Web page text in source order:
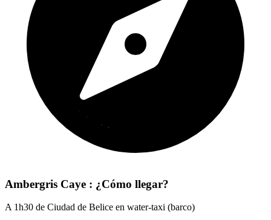
Ambergris Caye : ¿Cómo llegar?
A 1h30 de Ciudad de Belice en water-taxi (barco)